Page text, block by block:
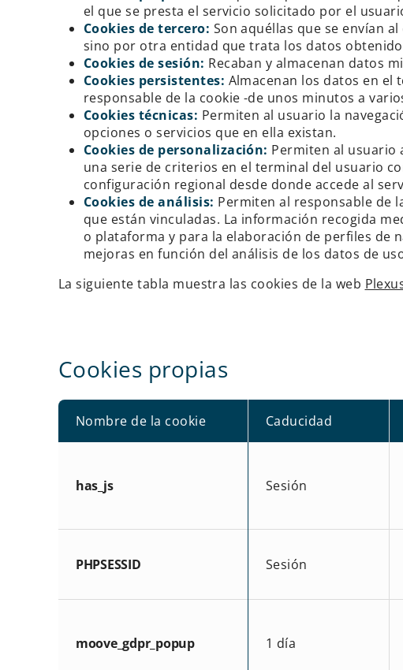
el que se presta el servicio solicitado por el
Cookies de tercero: Son aquéllas que se envían
sino por otra entidad que trata los datos
Cookies de sesión: Recaban y almacenan datos
Cookies persistentes: Almacenan los datos en
responsable de la cookie -de unos minutos a
Cookies técnicas: Permiten al usuario la
opciones o servicios que en ella existan.
Cookies de personalización: Permiten al usuario
una serie de criterios en el terminal del usuario
configuración regional desde donde accede al
Cookies de análisis: Permiten al responsable de
que están vinculadas. La información recogida
o plataforma y para la elaboración de perfiles de
mejoras en función del análisis de los datos de
La siguiente tabla muestra las cookies de la web
Cookies propias
Nombre de la cookie Caducidad
has_js Sesión
PHPSESSID Sesión
moove_gdpr_popup 1 día